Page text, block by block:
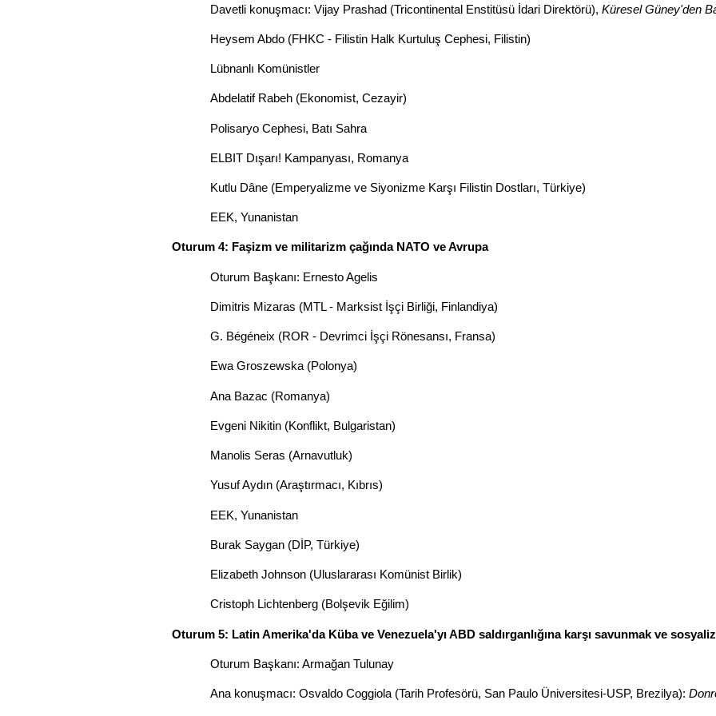
Davetli konuşmacı: Vijay Prashad (Tricontinental Enstitüsü İdari Direktörü), Küresel Güney'den
Heysem Abdo (FHKC - Filistin Halk Kurtuluş Cephesi, Filistin)
Lübnanlı Komünistler
Abdelatif Rabeh (Ekonomist, Cezayir)
Polisaryo Cephesi, Batı Sahra
ELBIT Dışarı! Kampanyası, Romanya
Kutlu Dâne (Emperyalizme ve Siyonizme Karşı Filistin Dostları, Türkiye)
EEK, Yunanistan
Oturum 4: Faşizm ve militarizm çağında NATO ve Avrupa
Oturum Başkanı: Ernesto Agelis
Dimitris Mizaras (MTL - Marksist İşçi Birliği, Finlandiya)
G. Bégéneix (ROR - Devrimci İşçi Rönesansı, Fransa)
Ewa Groszewska (Polonya)
Ana Bazac (Romanya)
Evgeni Nikitin (Konflikt, Bulgaristan)
Manolis Seras (Arnavutluk)
Yusuf Aydın (Araştırmacı, Kıbrıs)
EEK, Yunanistan
Burak Saygan (DİP, Türkiye)
Elizabeth Johnson (Uluslararası Komünist Birlik)
Cristoph Lichtenberg (Bolşevik Eğilim)
Oturum 5: Latin Amerika'da Küba ve Venezuela'yı ABD saldırganlığına karşı savunmak ve
Oturum Başkanı: Armağan Tulunay
Ana konuşmacı: Osvaldo Coggiola (Tarih Profesörü, San Paulo Üniversitesi-USP, Brezilya):